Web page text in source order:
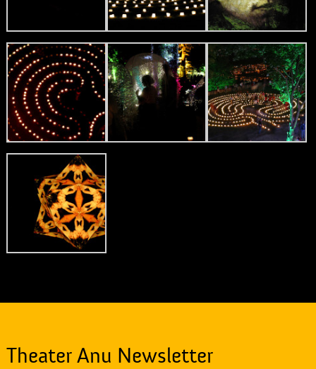
Theater Anu Newsletter